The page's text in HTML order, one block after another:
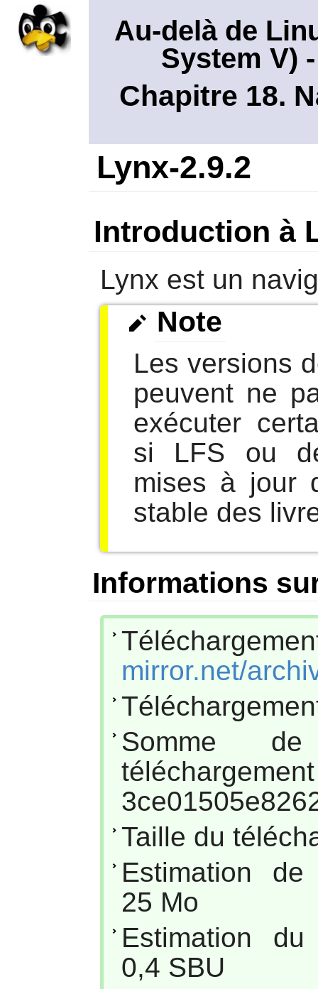
Au-delà de
System V)
Chapitre 18.
Lynx-2.9.2
Introduction à
Lynx est un
Note
Les versions
peuvent ne
exécuter
si LFS ou
mises à jour
stable des
Informations
mirror.net/
Somme
Taille du
Estimation
25 Mo
Estimation
0,4 SBU